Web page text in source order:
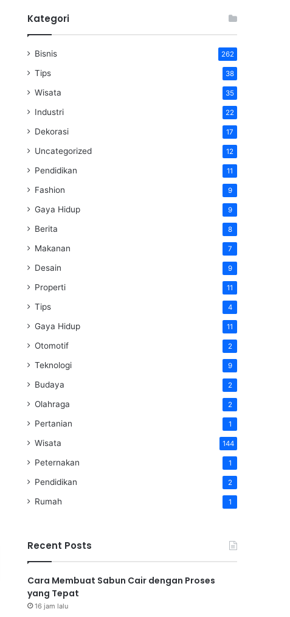
Kategori
Bisnis 262
Tips 38
Wisata 35
Industri 22
Dekorasi 17
Uncategorized 12
Pendidikan 11
Fashion 9
Gaya Hidup 9
Berita 8
Makanan 7
Desain 9
Properti 11
Tips 4
Gaya Hidup 11
Otomotif 2
Teknologi 9
Budaya 2
Olahraga 2
Pertanian 1
Wisata 144
Peternakan 1
Pendidikan 2
Rumah 1
Recent Posts
Cara Membuat Sabun Cair dengan Proses
yang Tepat
16 jam lalu